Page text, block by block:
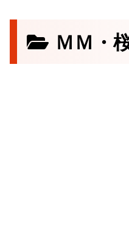
ＭＭ・